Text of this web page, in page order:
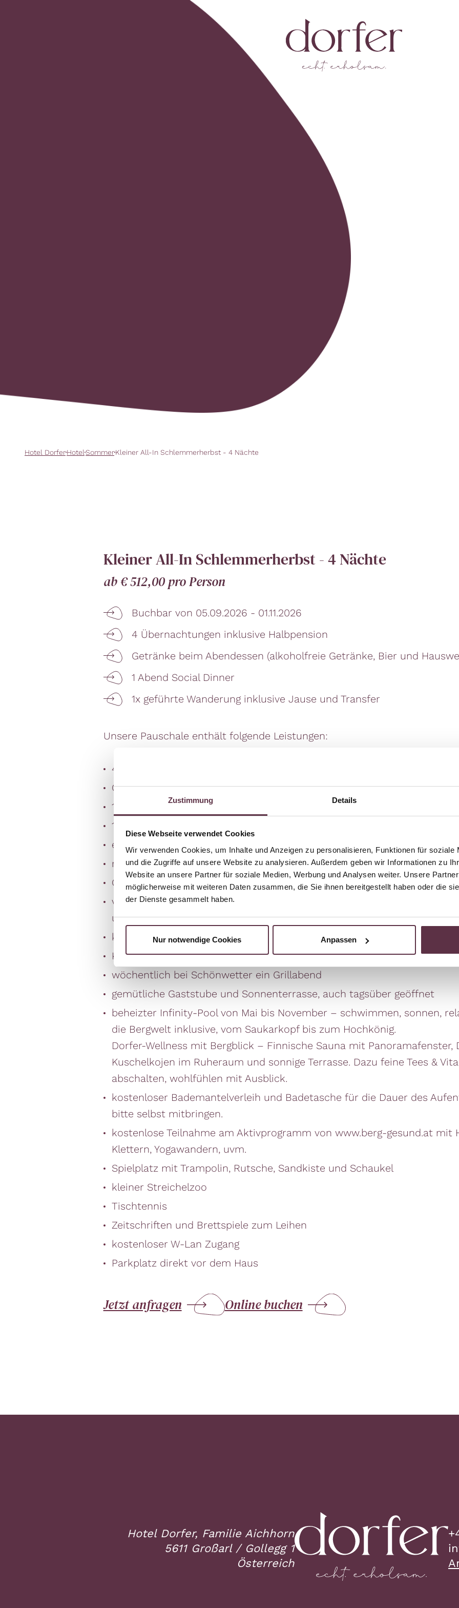
Zustimmung Details
Diese Webseite verwendet Cookies
Wir verwenden Cookies, um Inhalte und Anzeigen zu personalisieren, Funktionen für soziale
und die Zugriffe auf unsere Website zu analysieren. Außerdem geben wir Informationen zu
Website an unsere Partner für soziale Medien, Werbung und Analysen weiter. Unsere
möglicherweise mit weiteren Daten zusammen, die Sie ihnen bereitgestellt haben oder die
der Dienste gesammelt haben.
Nur notwendige Cookies Anpassen
Hotel DorferHotel SommerKleiner All-In Schlemmerherbst - 4 Nächte
Kleiner All-In Schlemmerherbst - 4 Nächte
ab € 512,00 pro Person
Buchbar von 05.09.2026 - 01.11.2026
4 Übernachtungen inklusive Halbpension
Getränke beim Abendessen (alkoholfreie Getränke, Bier und
1 Abend Social Dinner
1x geführte Wanderung inklusive Jause und Transfer
Unsere Pauschale enthält folgende Leistungen:
4 Übernachtungen inklusive Halbpension
Getränke beim Abendessen (alkoholfreie Getränke, Bier und Hauswein)
1 Abend Social Dinner
1x geführte Wanderung inklusive Jause und Transfer
ein Glaserl zur Begrüßung
reichhaltiges Frühstücksbuffet mit ofenfrischem Gebäck und frisch
Genießermenü mit verschiedenen Hauptspeisen und Desserts zur
vegetarische Menüs und Diätkost (zB glutenfreie Kost) bereiten wir
uns Ihre Wünsche vor Anreise bekannt
knackige Salate und Vorspeisen am Abend vom Buffet
Kinder essen wahlweise das Menü oder können aus unserer
wöchentlich bei Schönwetter ein Grillabend
gemütliche Gaststube und Sonnenterrasse, auch tagsüber geöffnet
beheizter Infinity-Pool von Mai bis November – schwimmen, sonnen,
die Bergwelt inklusive, vom Saukarkopf bis zum Hochkönig.
Dorfer-Wellness mit Bergblick – Finnische Sauna mit Panoramafenster,
Kuschelkojen im Ruheraum und sonnige Terrasse. Dazu feine Tees &
abschalten, wohlfühlen mit Ausblick.
kostenloser Bademantelverleih und Badetasche für die Dauer des
bitte selbst mitbringen.
kostenlose Teilnahme am Aktivprogramm von www.berg-gesund.at mit
Klettern, Yogawandern, uvm.
Spielplatz mit Trampolin, Rutsche, Sandkiste und Schaukel
kleiner Streichelzoo
Tischtennis
Zeitschriften und Brettspiele zum Leihen
kostenloser W-Lan Zugang
Parkplatz direkt vor dem Haus
Jetzt anfragen Online buchen
Hotel Dorfer, Familie Aichhorn
5611 Großarl / Gollegg 1
Österreich